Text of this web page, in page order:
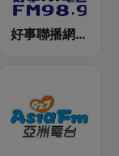
好事聯播網 Best Radio FM98.9